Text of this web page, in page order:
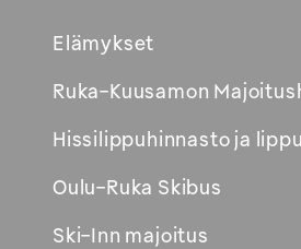
Elämykset
Ruka-Kuusamon
Hissilippuhinnasto ja
Oulu-Ruka Skibus
Ski-Inn majoitus